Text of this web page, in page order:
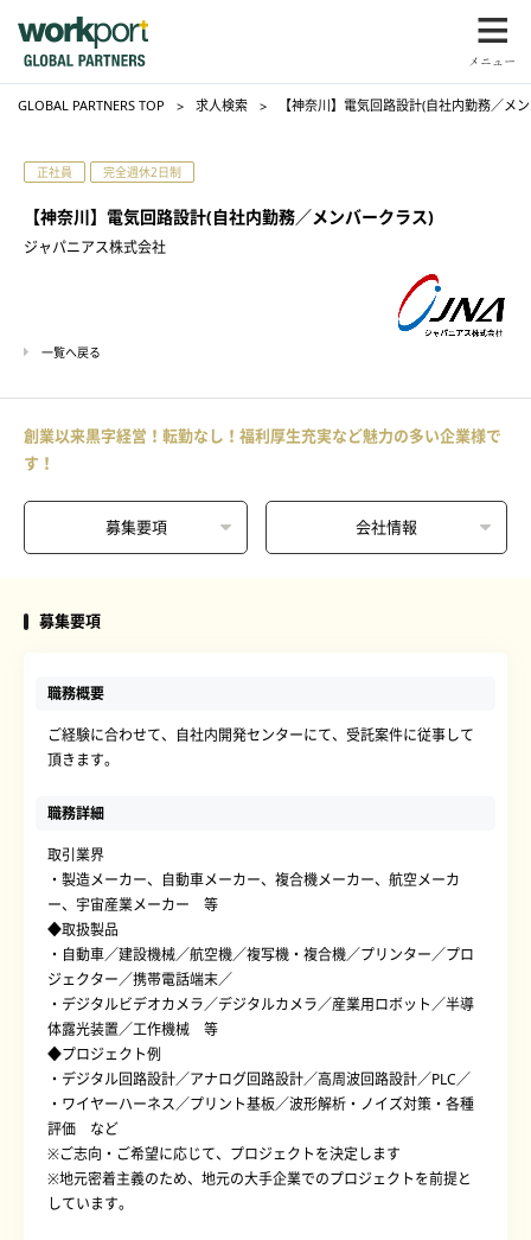
GLOBAL PARTNERS TOP 求人検索 【神奈川】電気回路設計(自社内勤務／メ
正社員 完全週休2日制
【神奈川】電気回路設計(自社内勤務／メンバークラス)
ジャパニアス株式会社
一覧へ戻る
創業以来黒字経営！転勤なし！福利厚生充実など魅力の多い企業様で
す！
募集要項 会社情報
募集要項
職務概要
ご経験に合わせて、自社内開発センターにて、受託案件に従事して
頂きます。
職務詳細
取引業界
・製造メーカー、自動車メーカー、複合機メーカー、航空メーカ
ー、宇宙産業メーカー 等
◆取扱製品
・自動車／建設機械／航空機／複写機・複合機／プリンター／プロ
ジェクター／携帯電話端末／
・デジタルビデオカメラ／デジタルカメラ／産業用ロボット／半導
体露光装置／工作機械 等
◆プロジェクト例
・デジタル回路設計／アナログ回路設計／高周波回路設計／PLC／
・ワイヤーハーネス／プリント基板／波形解析・ノイズ対策・各種
評価 など
※ご志向・ご希望に応じて、プロジェクトを決定します
※地元密着主義のため、地元の大手企業でのプロジェクトを前提と
しています。